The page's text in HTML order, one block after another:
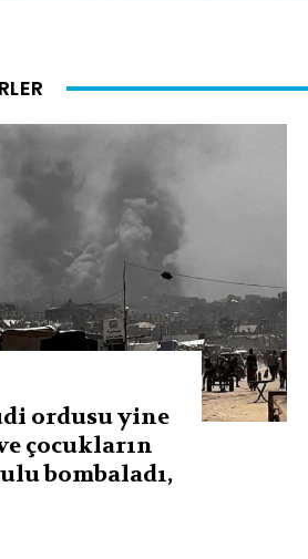
ordusu yine
çocukların
bombaladı,